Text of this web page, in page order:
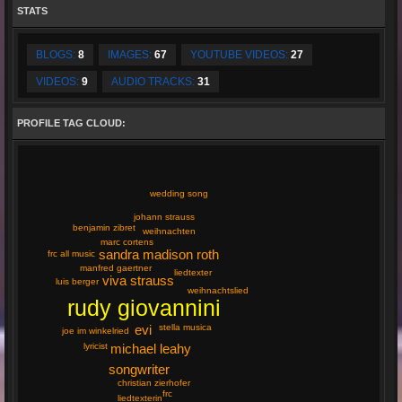
STATS
BLOGS: 8 IMAGES: 67 YOUTUBE VIDEOS: 27
VIDEOS: 9 AUDIO TRACKS: 31
PROFILE TAG CLOUD:
rudy giovannini
evi
viva strauss
michael leahy
sandra madison roth
songwriter
stella musica
christian zierhofer
joe im winkelried
marc cortens
lyricist
liedtexterin
weihnachten
benjamin zibret
johann strauss
manfred gaertner
weihnachtslied
luis berger
liedtexter
frc
frc all music
wedding song